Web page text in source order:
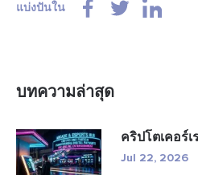
แบ่งปันใน
บทความล่าสุด
คริปโตเคอร์
Jul 22, 2026